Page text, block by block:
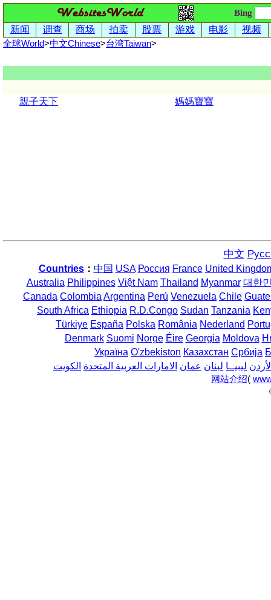
Bing
新闻 调查 商场 拍卖 股票 游戏 电影 视频
全球World>中文Chinese>台湾Taiwan>
親子天下 媽媽寶寶
中文
Countries： 中国 USA Россия France United
Australia Philippines Việt Nam Thailand Myanmar 대한
Canada Colombia Argentina Perú Venezuela Chile
South Africa Ethiopia R.D.Congo Sudan Tanzania
Türkiye España Polska România Nederland
Denmark Suomi Norge Éire Georgia Moldova
Україна O'zbekiston Казахстан Србија
ليبيــا لبنان عمان الامارات العربية المتحدة الكويت
网站介绍(